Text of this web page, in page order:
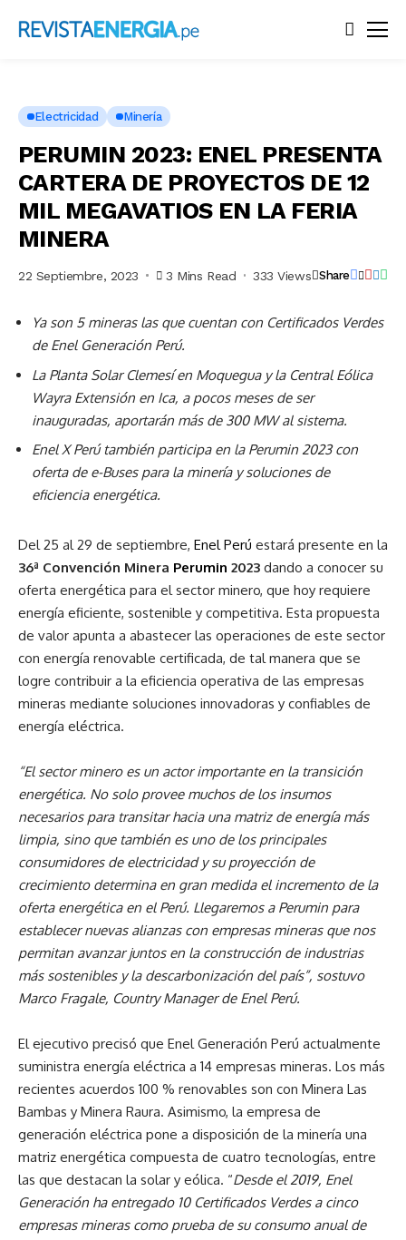
Idrogo
Electricidad
Minería
PERUMIN 2023: ENEL PRESENTA
CARTERA DE PROYECTOS DE 12
MIL MEGAVATIOS EN LA FERIA
MINERA
22 Septiembre, 2023 3 Mins Read 333 Views Share
Ya son 5 mineras las que cuentan con Certificados Verdes
de Enel Generación Perú.
La Planta Solar Clemesí en Moquegua y la Central Eólica
Wayra Extensión en Ica, a pocos meses de ser
inauguradas, aportarán más de 300 MW al sistema.
Enel X Perú también participa en la Perumin 2023 con
oferta de e-Buses para la minería y soluciones de
eficiencia energética.
Del 25 al 29 de septiembre, Enel Perú estará presente en la
36ª Convención Minera Perumin 2023 dando a conocer su
oferta energética para el sector minero, que hoy requiere
energía eficiente, sostenible y competitiva. Esta propuesta
de valor apunta a abastecer las operaciones de este sector
con energía renovable certificada, de tal manera que se
logre contribuir a la eficiencia operativa de las empresas
mineras mediante soluciones innovadoras y confiables de
energía eléctrica.
“El sector minero es un actor importante en la transición
energética. No solo provee muchos de los insumos
necesarios para transitar hacia una matriz de energía más
limpia, sino que también es uno de los principales
consumidores de electricidad y su proyección de
crecimiento determina en gran medida el incremento de la
oferta energética en el Perú. Llegaremos a Perumin para
establecer nuevas alianzas con empresas mineras que nos
permitan avanzar juntos en la construcción de industrias
más sostenibles y la descarbonización del país”, sostuvo
Marco Fragale, Country Manager de Enel Perú.
El ejecutivo precisó que Enel Generación Perú actualmente
suministra energía eléctrica a 14 empresas mineras. Los más
recientes acuerdos 100 % renovables son con Minera Las
Bambas y Minera Raura. Asimismo, la empresa de
generación eléctrica pone a disposición de la minería una
matriz energética compuesta de cuatro tecnologías, entre
las que destacan la solar y eólica. “Desde el 2019, Enel
Generación ha entregado 10 Certificados Verdes a cinco
empresas mineras como prueba de su consumo anual de